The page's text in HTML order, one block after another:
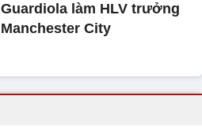
Guardiola làm HLV trưởng
Manchester City